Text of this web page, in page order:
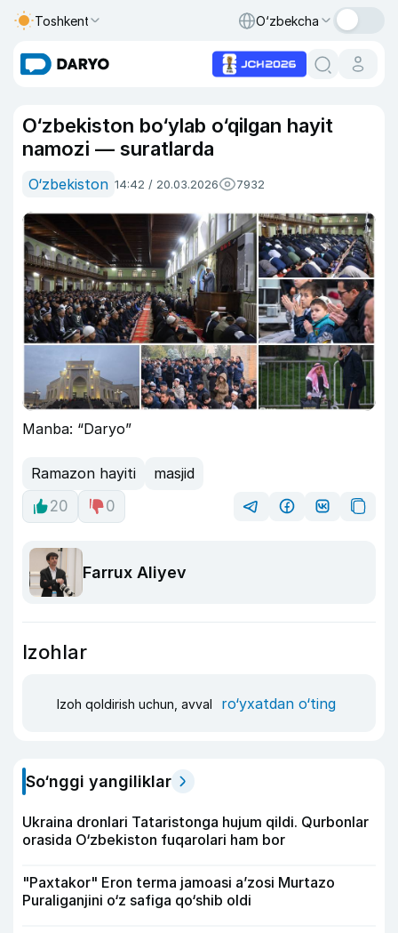
Toshkent O‘zbekcha
O‘zbekiston bo‘ylab o‘qilgan hayit
namozi — suratlarda
O‘zbekiston 14:42 / 20.03.2026 7932
Manba: “Daryo”
Ramazon hayiti
masjid
20
0
Farrux Aliyev
Izohlar
Izoh qoldirish uchun, avval ro‘yxatdan o‘ting
So‘nggi yangiliklar
Ukraina dronlari Tataristonga hujum qildi. Qurbonlar
orasida O‘zbekiston fuqarolari ham bor
"Paxtakor" Eron terma jamoasi a’zosi Murtazo
Puraliganjini o‘z safiga qo‘shib oldi